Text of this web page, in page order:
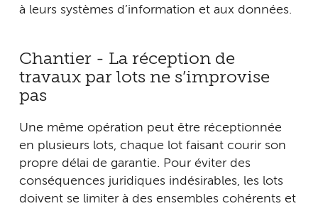
à leurs systèmes d’information et aux données.
Chantier - La réception de
travaux par lots ne s’improvise
pas
Une même opération peut être réceptionnée
en plusieurs lots, chaque lot faisant courir son
propre délai de garantie. Pour éviter des
conséquences juridiques indésirables, les lots
doivent se limiter à des ensembles cohérents et